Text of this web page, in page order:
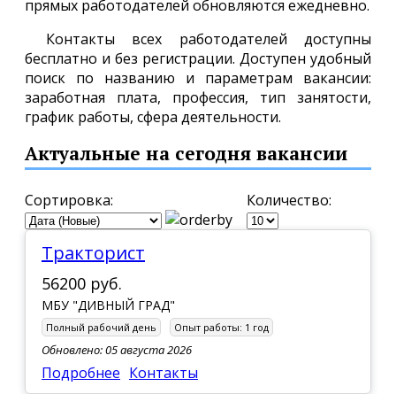
прямых работодателей обновляются ежедневно.
Контакты всех работодателей доступны
бесплатно и без регистрации. Доступен удобный
поиск по названию и параметрам вакансии:
заработная плата, профессия, тип занятости,
график работы, сфера деятельности.
Актуальные на сегодня вакансии
Сортировка: Количество:
Тракторист
56200 руб.
МБУ "ДИВНЫЙ ГРАД"
Полный рабочий день Опыт работы: 1 год
Обновлено: 05 августа 2026
Подробнее Контакты